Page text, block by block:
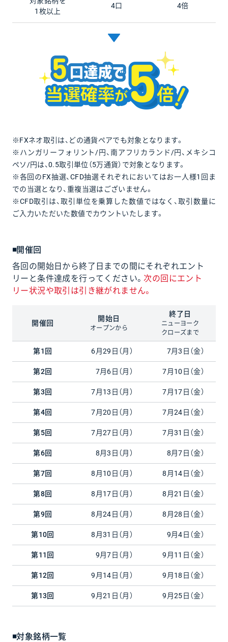
1枚以上
4口 4倍
※FXネオ取引は、どの通貨ペアでも対象となります。
※ハンガリーフォリント/円、南アフリカランド/円、メキシコ
ペソ/円は、0.5取引単位（5万通貨）で対象となります。
※各回のFX抽選、CFD抽選それぞれにおいてはお一人様1回ま
での当選となり、重複当選はございません。
※CFD取引は、取引単位を乗算した数値ではなく、取引数量に
ご入力いただいた数値でカウントいたします。
◾開催回
各回の開始日から終了日までの間にそれぞれエント
リーと条件達成を行ってください。次の回にエント
リー状況や取引は引き継がれません。
開催回
開始日
オープンから
終了日
ニューヨーク
クローズまで
第1回 6月29日（月） 7月3日（金）
第2回 7月6日（月） 7月10日（金）
第3回 7月13日（月） 7月17日（金）
第4回 7月20日（月） 7月24日（金）
第5回 7月27日（月） 7月31日（金）
第6回 8月3日（月） 8月7日（金）
第7回 8月10日（月） 8月14日（金）
第8回 8月17日（月） 8月21日（金）
第9回 8月24日（月） 8月28日（金）
第10回 8月31日（月） 9月4日（金）
第11回 9月7日（月） 9月11日（金）
第12回 9月14日（月） 9月18日（金）
第13回 9月21日（月） 9月25日（金）
◾対象銘柄一覧